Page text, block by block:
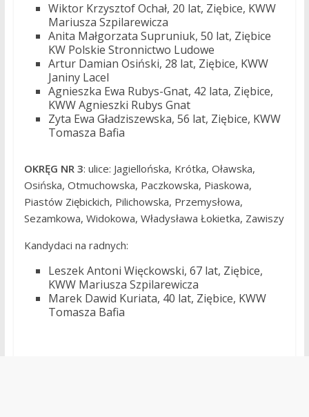
Wiktor Krzysztof Ochał, 20 lat, Ziębice, KWW
Mariusza Szpilarewicza
Anita Małgorzata Supruniuk, 50 lat, Ziębice
KW Polskie Stronnictwo Ludowe
Artur Damian Osiński, 28 lat, Ziębice, KWW
Janiny Lacel
Agnieszka Ewa Rubys-Gnat, 42 lata, Ziębice,
KWW Agnieszki Rubys Gnat
Zyta Ewa Gładziszewska, 56 lat, Ziębice, KWW
Tomasza Bafia
OKRĘG NR 3: ulice: Jagiellońska, Krótka, Oławska,
Osińska, Otmuchowska, Paczkowska, Piaskowa,
Piastów Ziębickich, Pilichowska, Przemysłowa,
Sezamkowa, Widokowa, Władysława Łokietka, Zawiszy
Kandydaci na radnych:
Leszek Antoni Więckowski, 67 lat, Ziębice,
KWW Mariusza Szpilarewicza
Marek Dawid Kuriata, 40 lat, Ziębice, KWW
Tomasza Bafia